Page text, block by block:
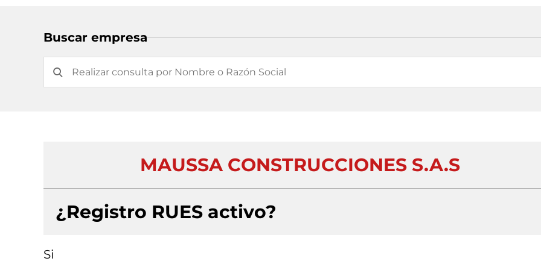
Buscar empresa
MAUSSA CONSTRUCCIONES S.A.S
¿Registro RUES activo?
Si